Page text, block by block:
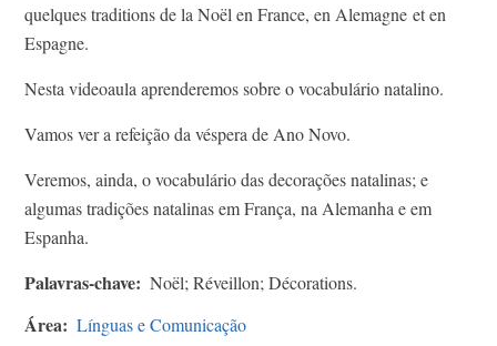
quelques traditions de la Noël en France, en Alemagne​ et en
Espagne.
Nesta videoaula aprenderemos sobre o vocabulário natalino.
Vamos ver a refeição da véspera de Ano Novo.
Veremos, ainda, o vocabulário das decorações natalinas; e
algumas tradições natalinas em França, na Alemanha e em
Espanha.
Palavras-chave Noël; Réveillon; Décorations.
Área Línguas e Comunicação